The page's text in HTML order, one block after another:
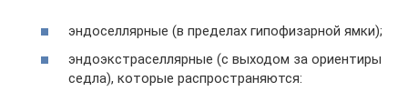
эндоселлярные (в пределах гипофизарной ямки);
эндоэкстраселлярные (с выходом за ориентиры
седла), которые распространяются: